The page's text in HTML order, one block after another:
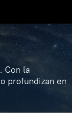
Con la
profundizan en